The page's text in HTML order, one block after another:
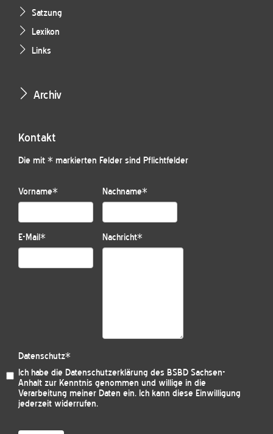
Satzung
Lexikon
Links
Archiv
Kontakt
Die mit * markierten Felder sind Pflichtfelder
Vorname* Nachname*
E-Mail* Nachricht*
Datenschutz*
Ich habe die Datenschutzerklärung des BSBD Sachsen-
Anhalt zur Kenntnis genommen und willige in die
Verarbeitung meiner Daten ein. Ich kann diese Einwilligung
jederzeit widerrufen.